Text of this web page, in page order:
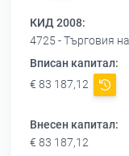
КИД 2008:
4725 - Търговия
Вписан капитал:
€ 83 187,12
Внесен капитал:
€ 83 187,12